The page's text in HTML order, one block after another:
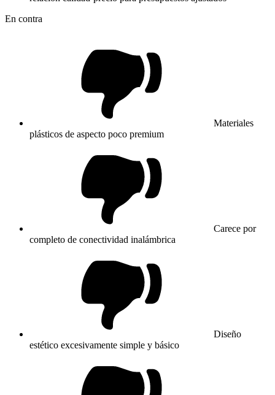
En contra
Materiales
plásticos de aspecto poco premium
Carece por
completo de conectividad inalámbrica
Diseño
estético excesivamente simple y básico